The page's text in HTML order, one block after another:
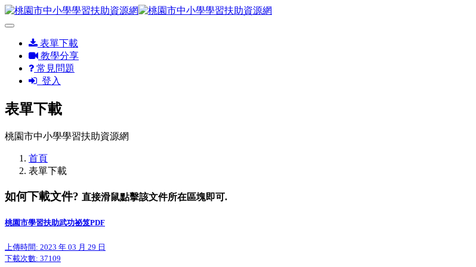
表單下載
教學分享
常見問題
登入
表單下載
桃園市中小學學習扶助資源網
首頁
表單下載
如何下載文件? 直接滑鼠點擊該文件所在區塊即可.
桃園市學習扶助武功祕笈PDF
上傳時間: 2023 年 03 月 29 日
下載次數: 37109